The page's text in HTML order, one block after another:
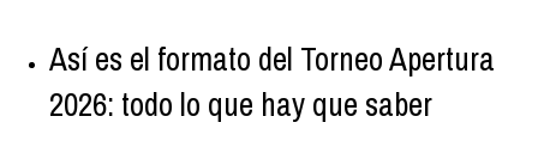
Así es el formato del Torneo Apertura
2026: todo lo que hay que saber